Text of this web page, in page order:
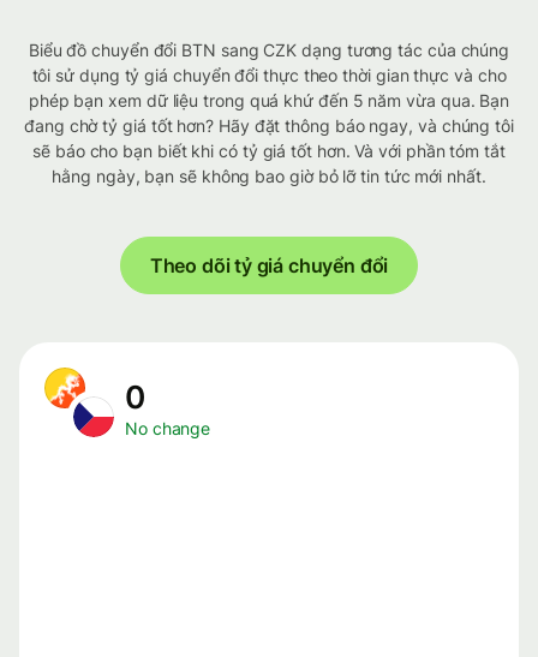
Biểu đồ chuyển đổi BTN sang CZK dạng tương tác của chúng
tôi sử dụng tỷ giá chuyển đổi thực theo thời gian thực và cho
phép bạn xem dữ liệu trong quá khứ đến 5 năm vừa qua. Bạn
đang chờ tỷ giá tốt hơn? Hãy đặt thông báo ngay, và chúng tôi
sẽ báo cho bạn biết khi có tỷ giá tốt hơn. Và với phần tóm tắt
hằng ngày, bạn sẽ không bao giờ bỏ lỡ tin tức mới nhất.
Theo dõi tỷ giá chuyển đổi
0
No change